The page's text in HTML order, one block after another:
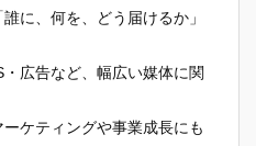
に、何を、どう届けるか」
広告など、幅広い媒体に関
ケティングや事業成長にも